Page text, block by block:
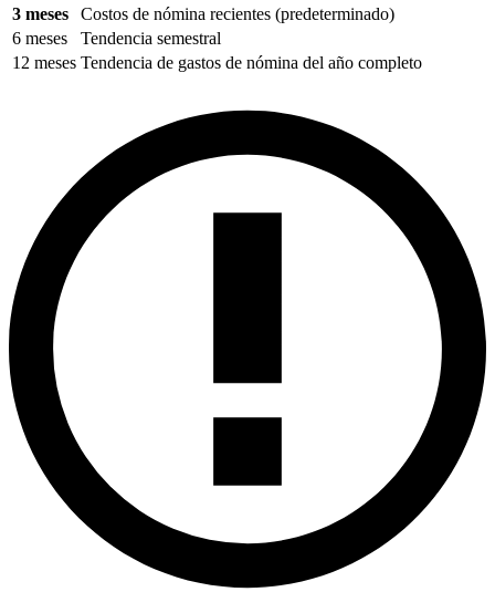
3 meses
Costos de nómina recientes (predeterminado)
6 meses
Tendencia semestral
12 meses Tendencia de gastos de nómina del año completo